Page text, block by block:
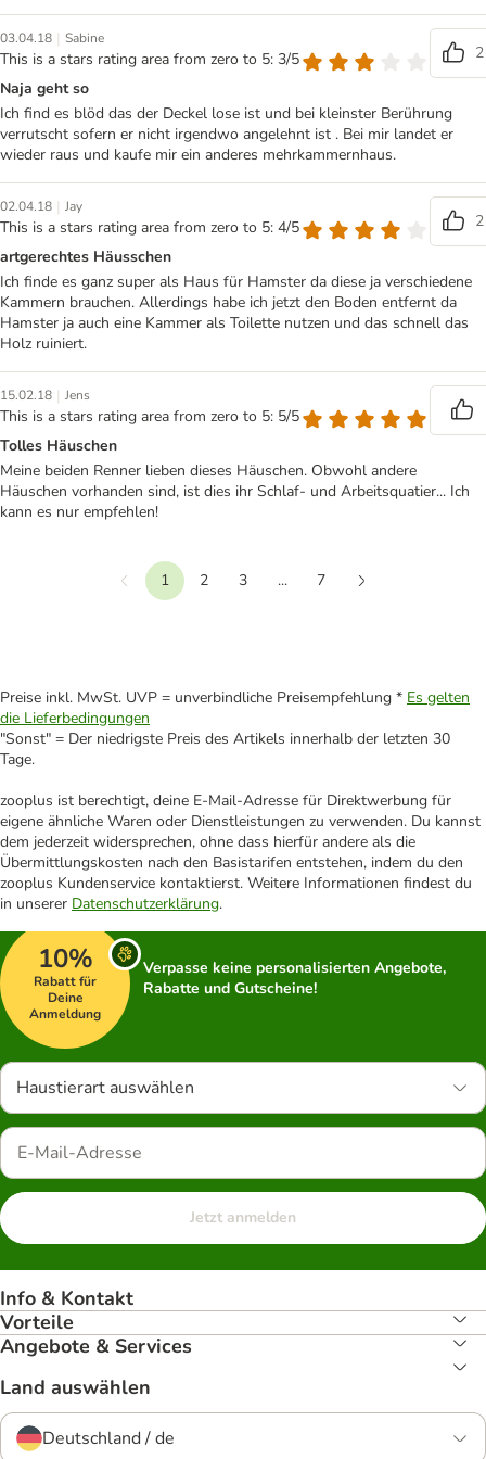
03.04.18 | Sabine
This is a stars rating area from zero to 5: 3/5
2
Naja geht so
Ich find es blöd das der Deckel lose ist und bei kleinster Berührung
verrutscht sofern er nicht irgendwo angelehnt ist . Bei mir landet er
wieder raus und kaufe mir ein anderes mehrkammernhaus.
02.04.18 | Jay
This is a stars rating area from zero to 5: 4/5
2
artgerechtes Häusschen
Ich finde es ganz super als Haus für Hamster da diese ja verschiedene
Kammern brauchen. Allerdings habe ich jetzt den Boden entfernt da
Hamster ja auch eine Kammer als Toilette nutzen und das schnell das
Holz ruiniert.
15.02.18 | Jens
This is a stars rating area from zero to 5: 5/5
Tolles Häuschen
Meine beiden Renner lieben dieses Häuschen. Obwohl andere
Häuschen vorhanden sind, ist dies ihr Schlaf- und Arbeitsquatier... Ich
kann es nur empfehlen!
Vorherige
1 2 3 ...
7
Preise inkl. MwSt. UVP = unverbindliche Preisempfehlung * Es gelten
die Lieferbedingungen
"Sonst" = Der niedrigste Preis des Artikels innerhalb der letzten 30
Tage.
zooplus ist berechtigt, deine E-Mail-Adresse für Direktwerbung für
eigene ähnliche Waren oder Dienstleistungen zu verwenden. Du kannst
dem jederzeit widersprechen, ohne dass hierfür andere als die
Übermittlungskosten nach den Basistarifen entstehen, indem du den
zooplus Kundenservice kontaktierst. Weitere Informationen findest du
in unserer Datenschutzerklärung.
10%
Rabatt für
Deine
Anmeldung
Verpasse keine personalisierten Angebote,
Rabatte und Gutscheine!
Haustierart auswählen
Jetzt anmelden
Info & Kontakt
Vorteile
Angebote & Services
Land auswählen
Deutschland / de